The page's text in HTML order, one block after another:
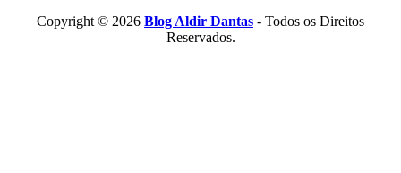
Copyright © 2026 Blog Aldir Dantas - Todos os Direitos
Reservados.